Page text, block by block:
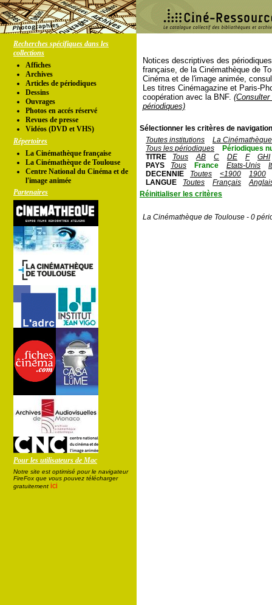
Recherches spécifiques dans les
collections
Affiches
Archives
Articles de périodiques
Dessins
Ouvrages
Photos en accés réservé
Revues de presse
Vidéos (DVD et VHS)
Répertoires
La Cinémathèque française
La Cinémathèque de Toulouse
Centre National du Cinéma et de
l'image animée
Partenaires
Pour les utilisateurs de Mac
Notre site est optimisé pour le navigateur
FireFox que vous pouvez télécharger
gratuitement ici
Notices descriptives des
française, de la Cinémathèque de
Cinéma et de l'image animée,
Les titres Cinémagazine et Paris-
coopération avec la BNF.
périodiques)
Sélectionner les critères de
Toutes institutions
La
Tous les périodiques
Périodiques
TITRE
Tous AB C DE F
GHI
PAYS
Tous France Etats-Unis
DECENNIE
Toutes <1900
1900
LANGUE
Toutes Français
Réinitialiser les critères
La Cinémathèque de Toulouse - 0